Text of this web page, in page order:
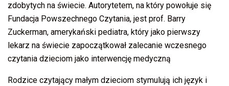
zdobytych na świecie. Autorytetem, na który powołuje się
Fundacja Powszechnego Czytania, jest prof. Barry
Zuckerman, amerykański pediatra, który jako pierwszy
lekarz na świecie zapoczątkował zalecanie wczesnego
czytania dzieciom jako interwencję medyczną
Rodzice czytający małym dzieciom stymulują ich język i